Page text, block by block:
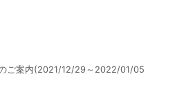
ご案内(2021/12/29～2022/01/05